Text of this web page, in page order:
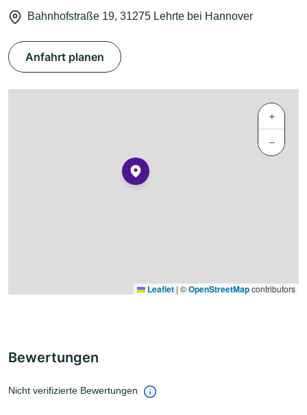
Bahnhofstraße 19, 31275 Lehrte bei Hannover
Anfahrt planen
+
−
Leaflet | ©OpenStreetMapcontributors
Bewertungen
Nicht verifizierte Bewertungen